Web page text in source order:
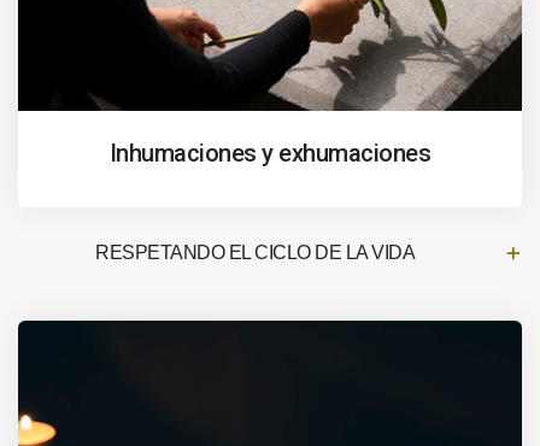
Inhumaciones y exhumaciones
RESPETANDO EL CICLO DE LA VIDA